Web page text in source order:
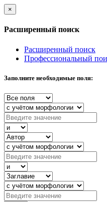
×
Расширенный поиск
Расширенный поиск
Профессиональный
Заполните необходимые поля: